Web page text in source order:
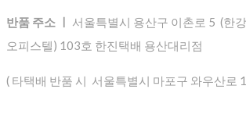
반품 주소 ㅣ 서울특별시 용산구 이촌로 5 (한
오피스텔) 103호 한진택배 용산대리점
( 타택배 반품 시 서울특별시 마포구 와우산로